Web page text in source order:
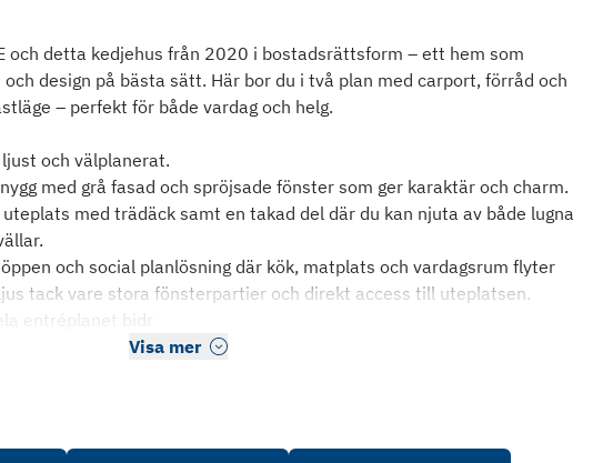
och detta kedjehus från 2020 i bostadsrättsform – ett hem som
design på bästa sätt. Här bor du i två plan med carport, förråd och
– perfekt för både vardag och helg.
och välplanerat.
med grå fasad och spröjsade fönster som ger karaktär och charm.
med trädäck samt en takad del där du kan njuta av både lugna
och social planlösning där kök, matplats och vardagsrum flyter
tack vare stora fönsterpartier och direkt access till uteplatsen.
entréplanet bidr
Visa mer